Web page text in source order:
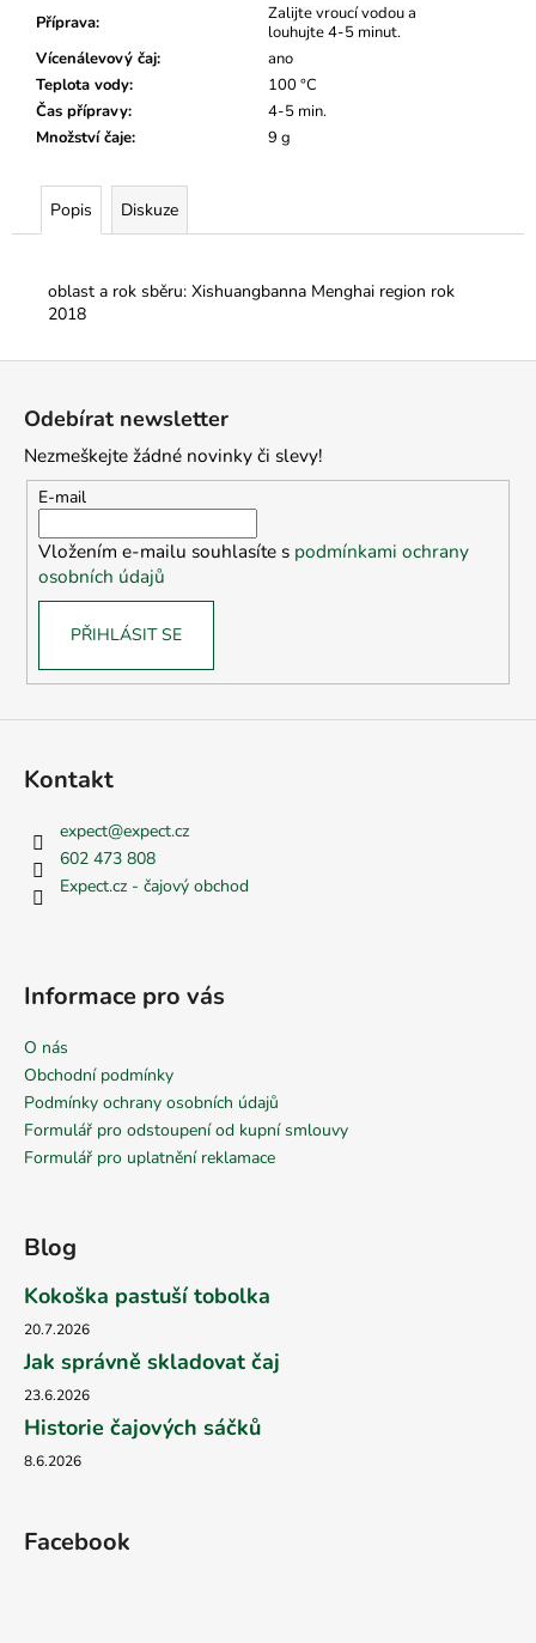
Příprava:
Zalijte vroucí vodou a
louhujte 4-5 minut.
Vícenálevový čaj:
ano
Teplota vody:
100 °C
Čas přípravy:
4-5 min.
Množství čaje: 9 g
Popis Diskuze
oblast a rok sběru: Xishuangbanna Menghai region rok
2018
Odebírat newsletter
Nezmeškejte žádné novinky či slevy!
E-mail
Vložením e-mailu souhlasíte s podmínkami ochrany
osobních údajů
PŘIHLÁSIT SE
Kontakt
expect@expect.cz
602 473 808
Expect.cz - čajový obchod
Informace pro vás
O nás
Obchodní podmínky
Podmínky ochrany osobních údajů
Formulář pro odstoupení od kupní smlouvy
Formulář pro uplatnění reklamace
Blog
Kokoška pastuší tobolka
20.7.2026
Jak správně skladovat čaj
23.6.2026
Historie čajových sáčků
8.6.2026
Facebook